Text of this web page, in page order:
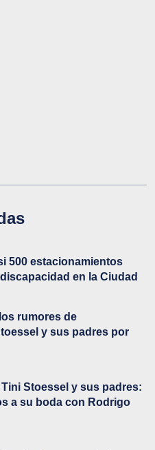
500 estacionamientos
en la Ciudad
rumores de
y sus padres por
Stoessel y sus padres:
a su boda con Rodrigo